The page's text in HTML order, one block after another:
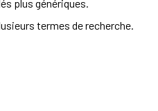
plus génériques.
termes de recherche.